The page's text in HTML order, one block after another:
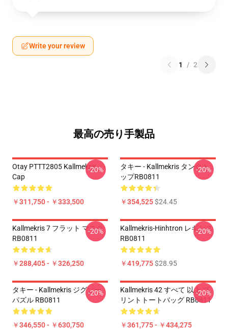
Write your review
1 / 2
最高の売り手製品
Otay PTTT2805 Kallmekris
Cap
￥311,750 - ￥333,500
-20%
タキー - Kallmekris タンクト
ップRB0811
￥354,525$24.45
-20%
Kallmekris 7 フラット マスク
RB0811
￥288,405 - ￥326,250
-20%
Kallmekris-Hinhtron レギンス
RB0811
￥419,775$28.95
-20%
タキー - Kallmekris ジグソー
パズル RB0811
￥346,550 - ￥630,750
-20%
Kallmekris 42 すべて 以上 プ
リントトートバッグ RB0811
￥361,775 - ￥434,275
-20%